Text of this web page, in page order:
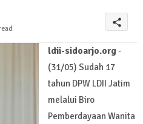
share
ldii-sidoarjo.org-
(31/05) Sudah 17
tahun DPW LDII Jatim
melalui Biro
Pemberdayaan Wanita